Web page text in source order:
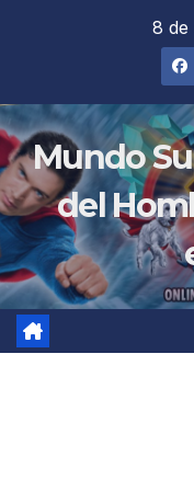
8 de
Mundo
del